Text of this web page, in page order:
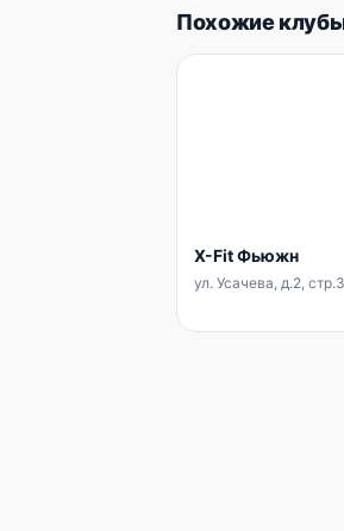
Похожие
X-Fit Фьюжн
ул. Усачева, д.2, стр.3